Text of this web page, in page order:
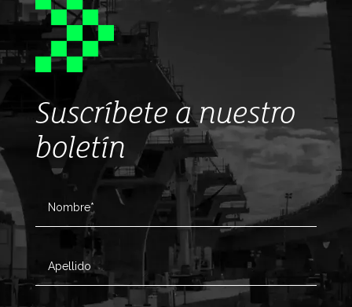
Suscríbete a nuestro
boletín